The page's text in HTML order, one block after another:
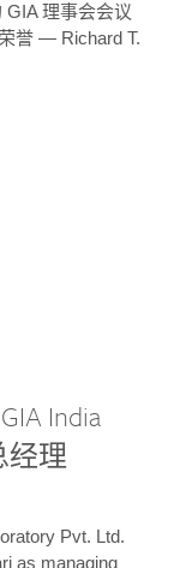
GIA 理事会会议
誉 — Richard T.
India
经理
Pvt. Ltd.
as managing